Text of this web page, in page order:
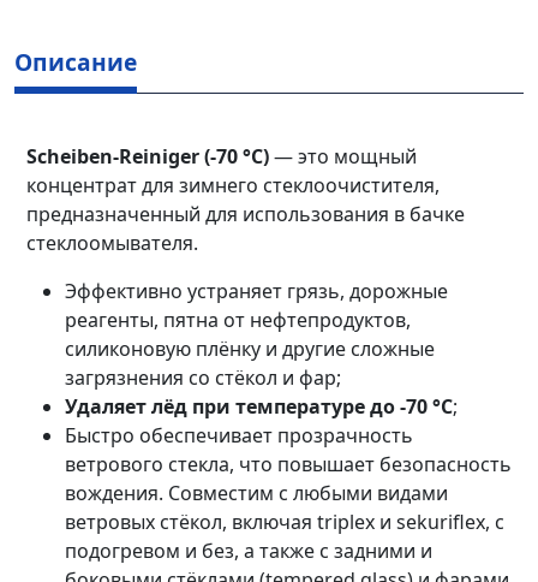
Описание
Scheiben-Reiniger (-70 °C)— это мощный
концентрат для зимнего стеклоочистителя,
предназначенный для использования в бачке
стеклоомывателя.
Эффективно устраняет грязь, дорожные
реагенты, пятна от нефтепродуктов,
силиконовую плёнку и другие сложные
загрязнения со стёкол и фар;
Удаляет лёд при температуре до -70 °C;
Быстро обеспечивает прозрачность
ветрового стекла, что повышает безопасность
вождения. Совместим с любыми видами
ветровых стёкол, включая triplex и sekuriflex, с
подогревом и без, а также с задними и